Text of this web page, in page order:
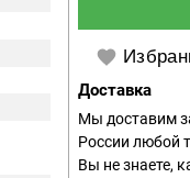
Доставка
Мы доставим
России любой
Вы не знаете,